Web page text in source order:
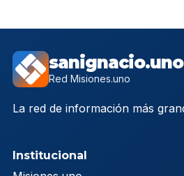
sanignacio.uno
Red Misiones.uno
La red de información más
Institucional